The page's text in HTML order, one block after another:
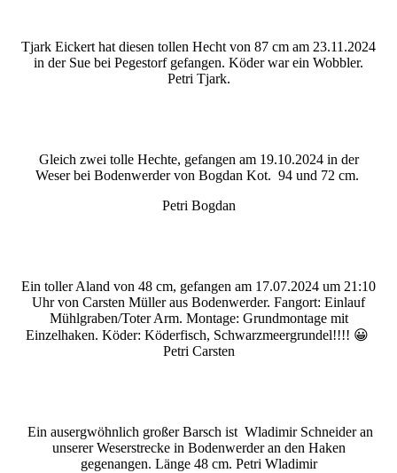
Tjark Eickert hat diesen tollen Hecht von 87 cm am 23.11.2024
in der Sue bei Pegestorf gefangen. Köder war ein Wobbler.
Petri Tjark.
Gleich zwei tolle Hechte, gefangen am 19.10.2024 in der
Weser bei Bodenwerder von Bogdan Kot. 94 und 72 cm.
Petri Bogdan
Ein toller Aland von 48 cm, gefangen am 17.07.2024 um 21:10
Uhr von Carsten Müller aus Bodenwerder. Fangort: Einlauf
Mühlgraben/Toter Arm. Montage: Grundmontage mit
Einzelhaken. Köder: Köderfisch, Schwarzmeergrundel!!!! 😀
Petri Carsten
Ein ausergwöhnlich großer Barsch ist Wladimir Schneider an
unserer Weserstrecke in Bodenwerder an den Haken
gegenangen. Länge 48 cm. Petri Wladimir